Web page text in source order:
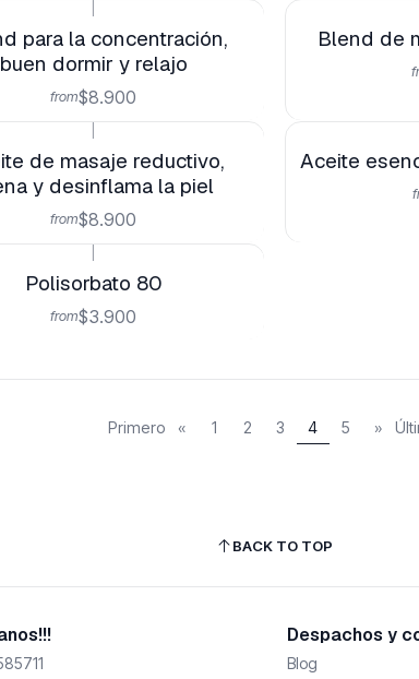
para la concentración,
buen dormir y relajo
from$8.900
Blend de
de masaje reductivo,
y desinflama la piel
from$8.900
Aceite
Polisorbato 80
from$3.900
Primero « 1 2 3 4 5 »
BACK TO TOP
Despachos y
Blog